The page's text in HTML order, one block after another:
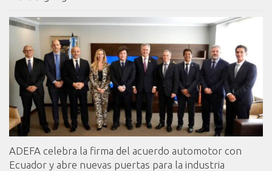
ADEFA celebra la firma del acuerdo automotor con
Ecuador y abre nuevas puertas para la industria